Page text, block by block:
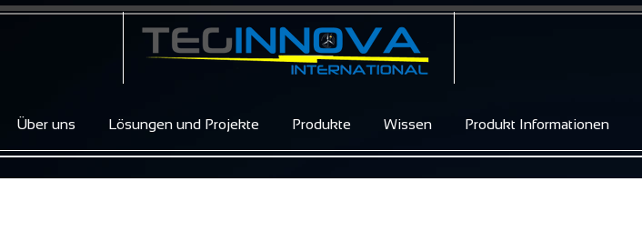
Über uns Lösungen und Projekte Produkte Wissen Produkt Informationen